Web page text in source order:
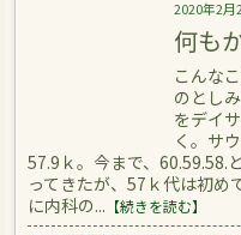
2020年2月
何も
こんな
のとし
をデイ
く。サ
57.9ｋ。今まで、60.59.58.
ってきたが、57ｋ代は初め
に内科の... 【続きを読む】